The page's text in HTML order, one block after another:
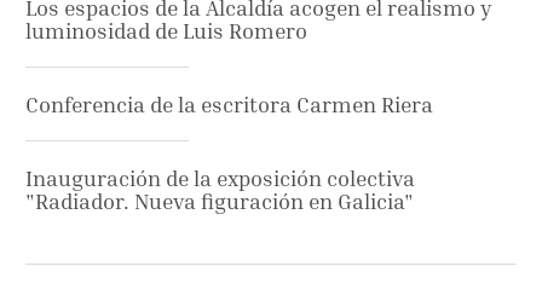
Los espacios de la Alcaldía acogen el realismo y
luminosidad de Luis Romero
Conferencia de la escritora Carmen Riera
Inauguración de la exposición colectiva
"Radiador. Nueva figuración en Galicia"